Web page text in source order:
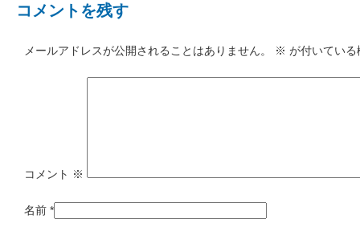
コメントを残す
メールアドレスが公開されることはありません。 ※ が付いてい
コメント ※
名前 *